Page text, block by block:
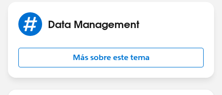
Td8o/s170/twitter-logo.png" /_
src="http://3.bp.blogspot.com/-
vKOjuQ/s170/bug_blue_normal.png" /_
Data Management
Más sobre este tema